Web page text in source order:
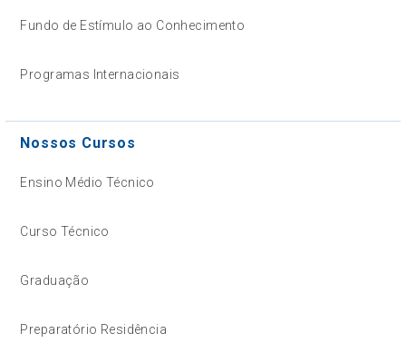
Fundo de Estímulo ao Conhecimento
Programas Internacionais
Nossos Cursos
Ensino Médio Técnico
Curso Técnico
Graduação
Preparatório Residência